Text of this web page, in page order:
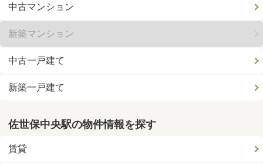
中古マンション
新築マンション
中古一戸建て
新築一戸建て
佐世保中央駅の物件情報を探す
賃貸